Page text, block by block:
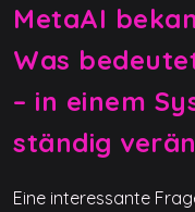
MetaAI
Was
– in einem
ständig
Eine interessante